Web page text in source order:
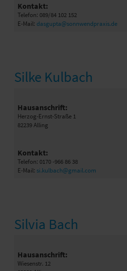
Kontakt:
Telefon: 089/84 102 152
E-Mail: dasgupta@sonnwendpraxis.de
Silke Kulbach
Hausanschrift:
Herzog-Ernst-Straße 1
82239 Alling
Kontakt:
Telefon: 0170 -966 86 38
E-Mail: si.kulbach@gmail.com
Silvia Bach
Hausanschrift:
Wiesenstr. 12